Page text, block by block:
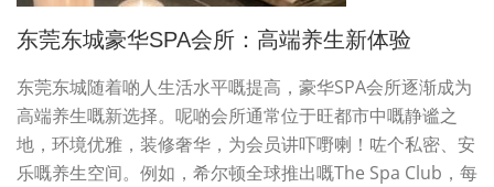
东莞东城豪华SPA会所：高端养生新体验
东莞东城随着啲人生活水平嘅提高，豪华SPA会所逐渐成为
高端养生嘅新选择。呢啲会所通常位于旺都市中嘅静谧之
地，环境优雅，装修奢华，为会员讲吓嘢喇！咗个私密、安
乐嘅养生空间。例如，希尔顿全球推出嘅The Spa Club，每